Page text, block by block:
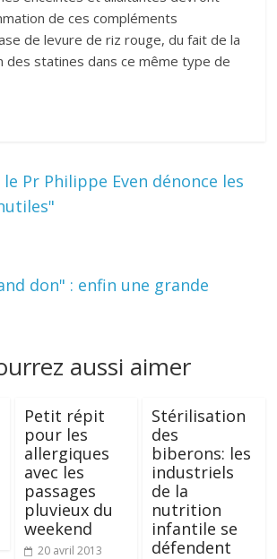
de ces compléments
de levure de riz rouge, du fait de la
des statines dans ce même type de
Pr Philippe Even dénonce les
don" : enfin une grande
aussi aimer
Petit répit
pour les
allergiques
avec les
passages
pluvieux du
weekend
20 avril 2013
Stérilisation
des
biberons: les
industriels
de la
nutrition
infantile se
défendent